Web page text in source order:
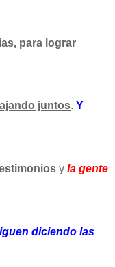
para lograr
juntos. Y
y la gente
diciendo las